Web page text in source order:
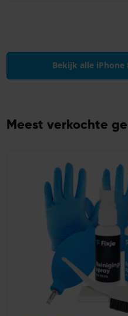
Bekijk alle iPhone
Meest verkochte